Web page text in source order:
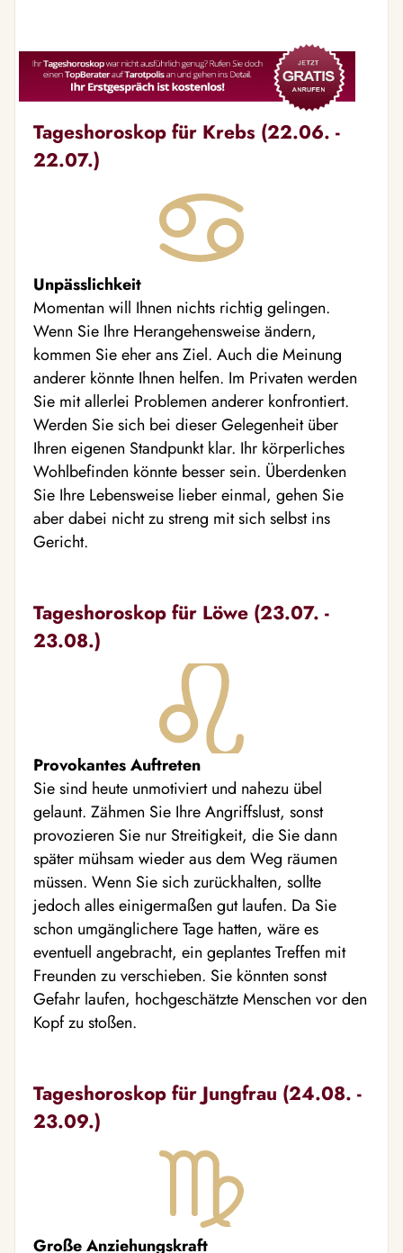
Tageshoroskop für Krebs (22.06. -
22.07.)
Unpässlichkeit
Momentan will Ihnen nichts richtig gelingen.
Wenn Sie Ihre Herangehensweise ändern,
kommen Sie eher ans Ziel. Auch die Meinung
anderer könnte Ihnen helfen. Im Privaten werden
Sie mit allerlei Problemen anderer konfrontiert.
Werden Sie sich bei dieser Gelegenheit über
Ihren eigenen Standpunkt klar. Ihr körperliches
Wohlbefinden könnte besser sein. Überdenken
Sie Ihre Lebensweise lieber einmal, gehen Sie
aber dabei nicht zu streng mit sich selbst ins
Gericht.
Tageshoroskop für Löwe (23.07. -
23.08.)
Provokantes Auftreten
Sie sind heute unmotiviert und nahezu übel
gelaunt. Zähmen Sie Ihre Angriffslust, sonst
provozieren Sie nur Streitigkeit, die Sie dann
später mühsam wieder aus dem Weg räumen
müssen. Wenn Sie sich zurückhalten, sollte
jedoch alles einigermaßen gut laufen. Da Sie
schon umgänglichere Tage hatten, wäre es
eventuell angebracht, ein geplantes Treffen mit
Freunden zu verschieben. Sie könnten sonst
Gefahr laufen, hochgeschätzte Menschen vor den
Kopf zu stoßen.
Tageshoroskop für Jungfrau (24.08. -
23.09.)
Große Anziehungskraft